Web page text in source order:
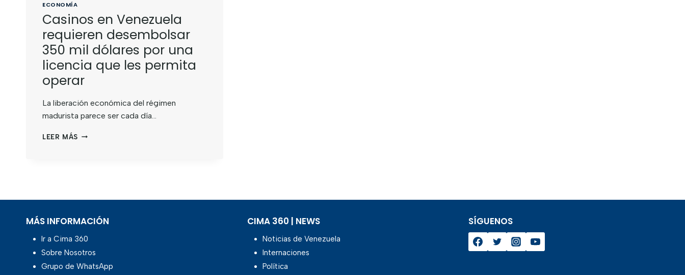
ECONOMÍA
Casinos en Venezuela
requieren desembolsar
350 mil dólares por una
licencia que les permita
operar
La liberación económica del régimen
madurista parece ser cada día…
LEER MÁS
MÁS INFORMACIÓN
Ir a Cima 360
Sobre Nosotros
Grupo de WhatsApp
CIMA 360 | NEWS
Noticias de Venezuela
Internaciones
Política
SÍGUENOS